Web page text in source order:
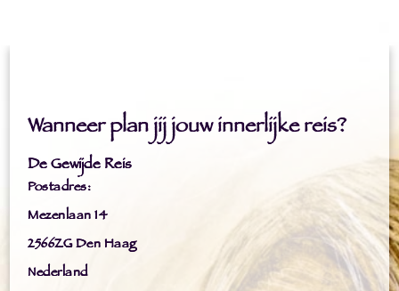
Wanneer plan jij jouw innerlijke reis?
De Gewijde Reis
Postadres:
Mezenlaan 14
2566ZG Den Haag
Nederland